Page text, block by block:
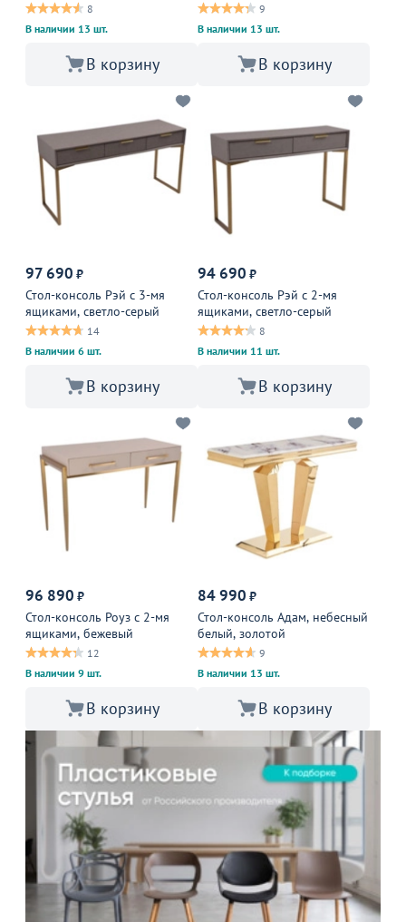
8
В наличии 13 шт.
В корзину
9
В наличии 13 шт.
В корзину
97 690 ₽
Стол-консоль Рэй с 3-мя
ящиками, светло-серый
14
В наличии 6 шт.
В корзину
94 690 ₽
Стол-консоль Рэй с 2-мя
ящиками, светло-серый
8
В наличии 11 шт.
В корзину
96 890 ₽
Стол-консоль Роуз с 2-мя
ящиками, бежевый
12
В наличии 9 шт.
В корзину
84 990 ₽
Стол-консоль Адам, небесный
белый, золотой
9
В наличии 13 шт.
В корзину